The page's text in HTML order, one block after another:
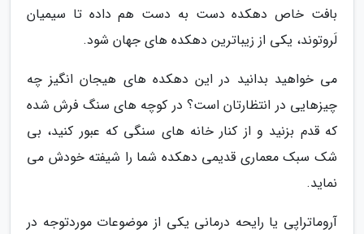
بافت خاص دهکده دست به دست هم داده تا سیمیان
لَروتوند، یکی از زیباترین دهکده های جهان شود.
می خواهید بدانید در این دهکده های هیجان انگیز چه
چیزهایی در انتظارتان است؟ در کوچه های سنگ فرش شده
که قدم بزنید و از کنار خانه های سنگی که عبور کنید، بی
شک سبک معماری قدیمی دهکده شما را شیفته خودش می
نماید.
آروماتراپی یا رایحه درمانی یکی از موضوعات موردتوجه در